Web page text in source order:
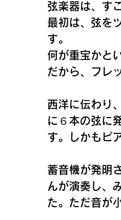
弦楽器は、す
最初は、弦を
す。
何が重宝かと
だから、フレ
西洋に伝わり
に６本の弦に
す。しかもピ
蓄音機が発明
んが演奏し、
た。ただ音が